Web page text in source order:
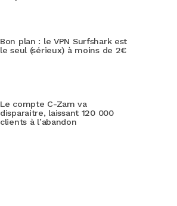
Bon plan : le VPN Surfshark est
le seul (sérieux) à moins de 2€
Le compte C-Zam va
disparaitre, laissant 120 000
clients à l’abandon